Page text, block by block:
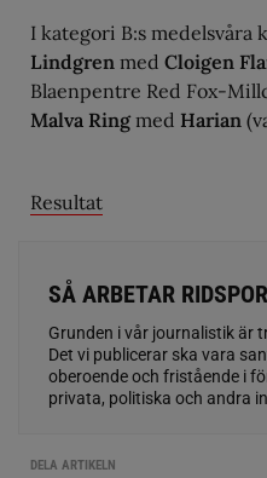
I kategori B:s medelsvåra
Lindgren med Cloigen
Blaenpentre Red Fox-
Malva Ringmed Harian
Resultat
SÅ ARBETAR
Grunden i vår journalistik är
Det vi publicerar ska vara
oberoende och fristående i
privata, politiska och andra
DELA ARTIKELN